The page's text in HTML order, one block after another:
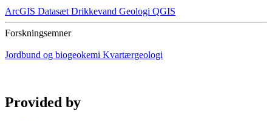
ArcGIS Datasæt Drikkevand Geologi QGIS
Forskningsemner
Jordbund og biogeokemi Kvartærgeologi
Provided by